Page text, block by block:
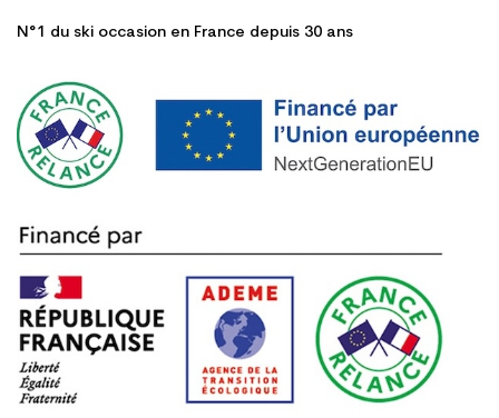
N°1 du ski occasion en France depuis 30 ans